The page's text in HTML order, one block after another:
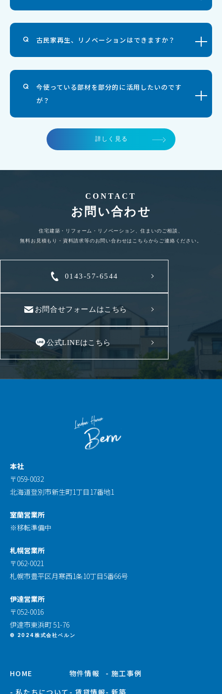
古民家再生、リノベーションはできますか？
今使っている部材を部分的に活用したいのです
が？
詳しく見る
CONTACT
お問い合わせ
住宅建築・リフォーム・リノベーション、住まいのご相談、
無料お見積もり・資料請求等のお問い合わせはこちらからご連絡ください。
0143-57-6544
お問合せフォームはこちら
公式LINEはこちら
本社
〒059-0032
北海道登別市新生町1丁目17番地1
室蘭営業所
※移転準備中
札幌営業所
〒062-0021
札幌市豊平区月寒西1条10丁目5番66号
伊達営業所
〒052-0016
伊達市東浜町 51-76
© 2024株式会社ベルン
HOME
物件情報
- 施工事例